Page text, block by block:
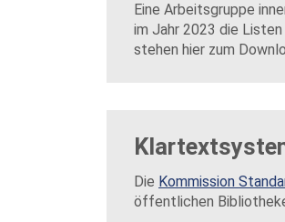
Eine Arbeitsgruppe
im Jahr 2023 die
stehen hier zum
Die Kommission
öffentlichen